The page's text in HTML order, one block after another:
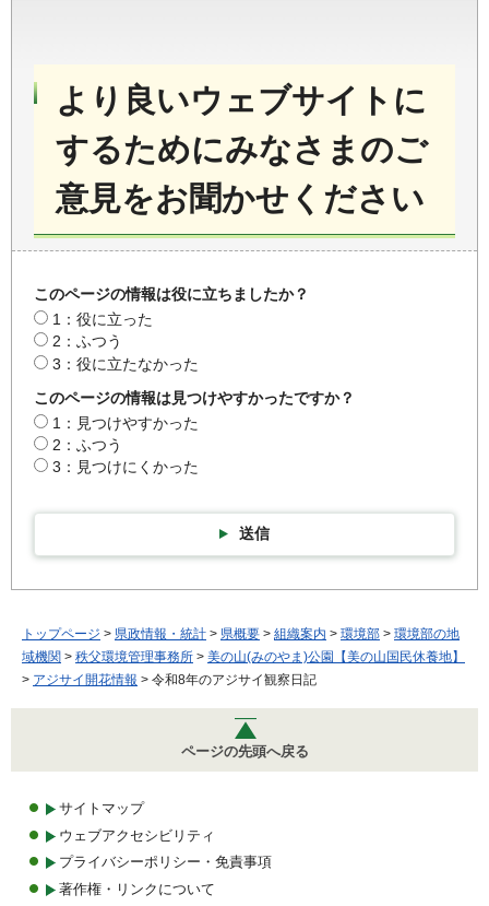
より良いウェブサイトに
するためにみなさまのご
意見をお聞かせください
このページの情報は役に立ちましたか？
1：役に立った
2：ふつう
3：役に立たなかった
このページの情報は見つけやすかったですか？
1：見つけやすかった
2：ふつう
3：見つけにくかった
送信
トップページ > 県政情報・統計 > 県概要 > 組織案内 > 環境部 > 環境部の地
域機関 > 秩父環境管理事務所 > 美の山(みのやま)公園【美の山国民休養地】
> アジサイ開花情報 > 令和8年のアジサイ観察日記
ページの先頭へ戻る
サイトマップ
ウェブアクセシビリティ
プライバシーポリシー・免責事項
著作権・リンクについて